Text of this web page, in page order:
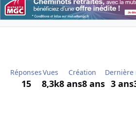
Réponses
15
Vues
8,3k
Création
8 ans8 ans
Dernière
3 ans